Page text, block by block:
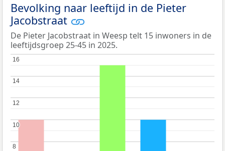
Bevolking naar leeftijd in de Pieter
Jacobstraat
De Pieter Jacobstraat in Weesp telt 15 inwoners in de
leeftijdsgroep 25-45 in 2025.
8
8
10
10
12
12
14
14
16
16